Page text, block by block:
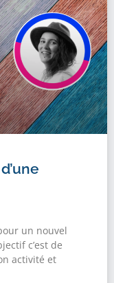
un nouvel
c’est de
activité et